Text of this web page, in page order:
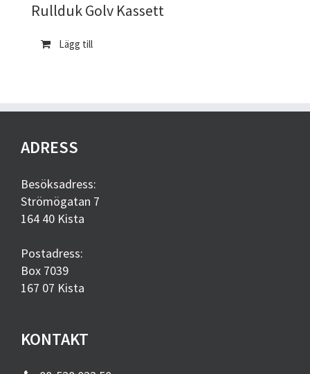
Rullduk Golv Kassett
Lägg till
ADRESS
Besöksadress:
Strömögatan 7
164 40 Kista
Postadress:
Box 7039
167 07 Kista
KONTAKT